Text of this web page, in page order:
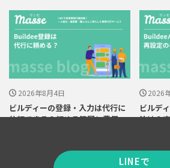
2026年8月4日
ビルディーの登録・入力は代行に
依頼できる？頼める範囲と費用
2026
ビルデ
法は？
LINEで